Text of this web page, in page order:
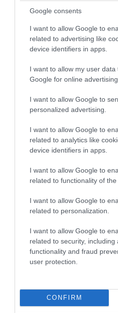
Google consents
I want to allow Google to
related to advertising like
device identifiers in apps.
I want to allow my user data
Google for online
I want to allow Google to
personalized advertising.
I want to allow Google to
related to analytics like
device identifiers in apps.
I want to allow Google to
related to functionality of the
I want to allow Google to
related to personalization.
I want to allow Google to
related to security, including
functionality and fraud
user protection.
CONFIRM
«Η απόλυτη τραγωδία»: Η
του Αρκά για τα τατουάζ
07.08.2026 | 20:02
απομάκρυνσής του